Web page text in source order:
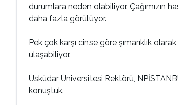
durumlara neden olabiliyor. Çağımızın
daha fazla görülüyor.
Pek çok karşı cinse göre şımarıklık
ulaşabiliyor.
Üsküdar Üniversitesi Rektörü,
konuştuk.